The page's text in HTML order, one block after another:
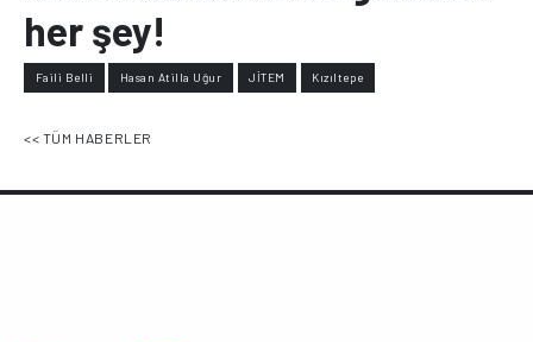
her şey!
Faili Belli Hasan Atilla Uğur JİTEM Kızıltepe
<< TÜM HABERLER